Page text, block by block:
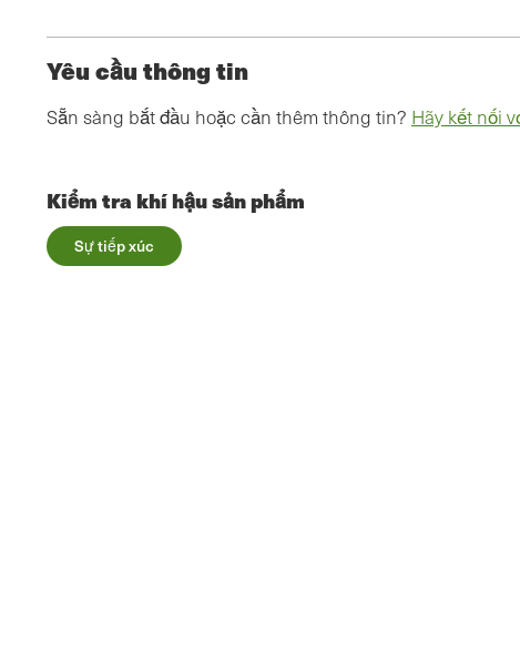
Yêu cầu thông tin
Sẵn sàng bắt đầu hoặc cần thêm thông tin? Hãy kết nối
Kiểm tra khí hậu sản phẩm
Sự tiếp xúc